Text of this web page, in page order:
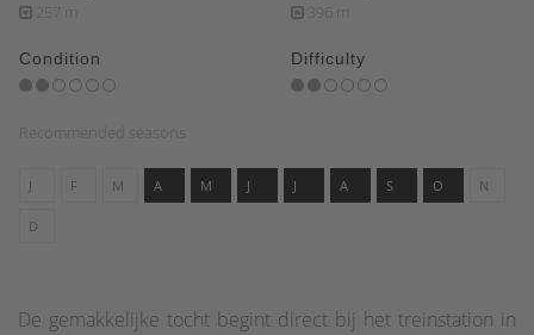
257 m 396 m
Condition Difficulty
Recommended seasons
J F M A M J J A S O N
D
De gemakkelijke tocht begint direct bij het treinstation in